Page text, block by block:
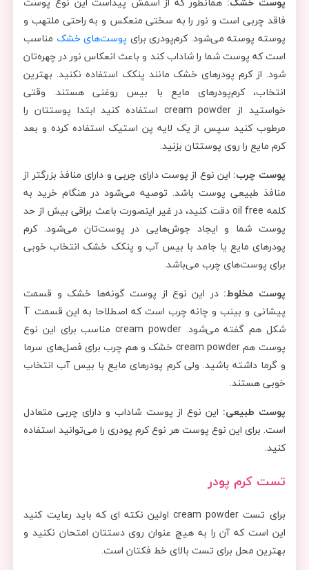
فاقد چربی است و نور را به سختی منعکس و به راحتی ملتهب و
پوسته پوسته می‌شود. کرم‌پودری برای پوست‌های خشک مناسب
است که پوست شما را شاداب کند و باعث انعکاس نور در چهره‌تان
شود. از کرم پودرهای خشک مانند پنکک استفاده نکنید. بهترین
انتخاب، کرم‌پودرهای مایع با بیس روغنی هستند. وقتی
خواستید از cream powder استفاده کنید ابتدا پوستتان را
مرطوب کنید سپس از یک لایه پن استیک استفاده کرده و بعد
کرم مایع را روی پوستتان بزنید.
پوست چرب: این نوع از پوست دارای چربی و دارای منافذ بزرگتر از
منافذ طبیعی پوست باشد. توصیه می‌شود در هنگام خرید به
کلمه oil free دقت کنید، در غیر اینصورت باعث براقی بیش از حد
پوست شما و ایجاد جوش‎‌هایی در پوست‌تان می‌شود. کرم
پودرهای مایع یا جامد با بیس آب و پنکک‎ خشک انتخاب خوبی
برای پوست‎‌های چرب می‎‌باشد.
پوست مخلوط:
در این نوع از پوست گونه‎‌ها خشک و قسمت
پیشانی و بینب و چانه چرب است که اصطلاحا به این قسمت T
شکل هم گفته می‌شود. cream powder مناسب برای این نوع
پوست هم cream powder خشک و هم چرب برای فصل‌های سرما
و گرما داشته باشید. ولی کرم پودرهای مایع با بیس آب انتخاب
خوبی هستند.
پوست طبیعی: این نوع از پوست شاداب و دارای چربی متعادل
است. برای این نوع پوست هر نوع کرم پودری را می‌توانید استفاده
کنید.
تست کرم پودر
برای تست cream powder اولین نکته ای که باید رعایت کنید
این است که آن را به هیچ عنوان روی دستتان امتحان نکنید و
بهترین محل برای تست بالای خط فک‎تان است.